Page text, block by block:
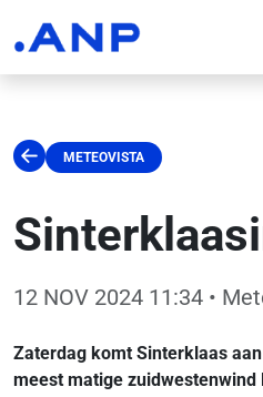
METEOVISTA
12 NOV 2024 11:34 •
Zaterdag komt Sinterklaas
meest matige